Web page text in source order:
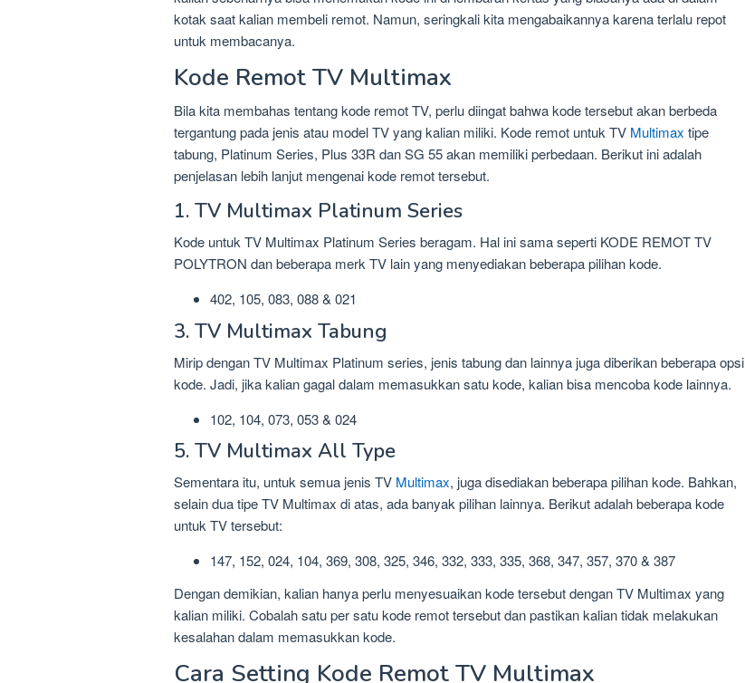
kotak saat kalian membeli remot. Namun, seringkali kita mengabaikannya karena terlalu repot
untuk membacanya.
Kode Remot TV Multimax
Bila kita membahas tentang kode remot TV, perlu diingat bahwa kode tersebut akan berbeda
tergantung pada jenis atau model TV yang kalian miliki. Kode remot untuk TV Multimax tipe
tabung, Platinum Series, Plus 33R dan SG 55 akan memiliki perbedaan. Berikut ini adalah
penjelasan lebih lanjut mengenai kode remot tersebut.
1. TV Multimax Platinum Series
Kode untuk TV Multimax Platinum Series beragam. Hal ini sama seperti KODE REMOT TV
POLYTRON dan beberapa merk TV lain yang menyediakan beberapa pilihan kode.
402, 105, 083, 088 & 021
3. TV Multimax Tabung
Mirip dengan TV Multimax Platinum series, jenis tabung dan lainnya juga diberikan beberapa opsi
kode. Jadi, jika kalian gagal dalam memasukkan satu kode, kalian bisa mencoba kode lainnya.
102, 104, 073, 053 & 024
5. TV Multimax All Type
Sementara itu, untuk semua jenis TV Multimax, juga disediakan beberapa pilihan kode. Bahkan,
selain dua tipe TV Multimax di atas, ada banyak pilihan lainnya. Berikut adalah beberapa kode
untuk TV tersebut:
147, 152, 024, 104, 369, 308, 325, 346, 332, 333, 335, 368, 347, 357, 370 & 387
Dengan demikian, kalian hanya perlu menyesuaikan kode tersebut dengan TV Multimax yang
kalian miliki. Cobalah satu per satu kode remot tersebut dan pastikan kalian tidak melakukan
kesalahan dalam memasukkan kode.
Cara Setting Kode Remot TV Multimax